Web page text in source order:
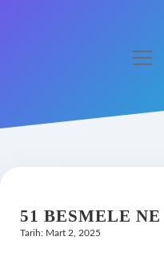
Hakkımızda
51 BESMELE
Tarih: Mart 2, 2025